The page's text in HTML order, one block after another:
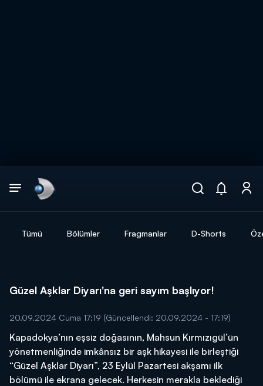
Tümü Bölümler Fragmanlar D-Shorts
Güzel Aşklar Diyarı'na geri sayım başlıyor!
20.09.2024 Cuma 17:19 (Güncellendi: 20.09.2024 - 17:19)
Kapadokya’nın eşsiz doğasının, Mahsun Kırmızıgül’ün
yönetmenliğinde imkânsız bir aşk hikayesi ile birleştiği
“Güzel Aşklar Diyarı”, 23 Eylül Pazartesi akşamı ilk
bölümü ile ekrana gelecek. Herkesin merakla beklediği